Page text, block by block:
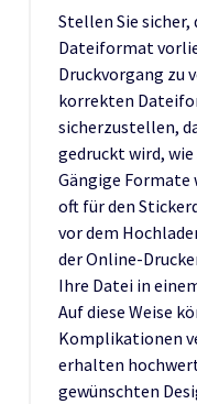
Stellen Sie
Dateiformat
Druckvorgang zu
korrekten
sicherzustellen,
gedruckt wird,
Gängige Formate
oft für den
vor dem
der Online-
Ihre Datei in
Auf diese Weise
Komplikationen
erhalten
gewünschten